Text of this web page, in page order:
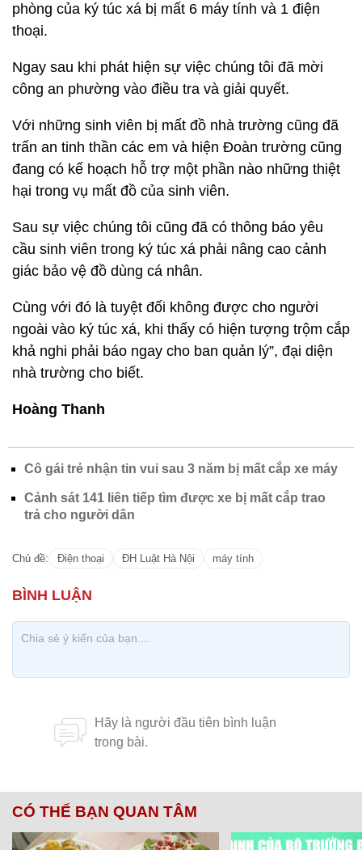
phòng của ký túc xá bị mất 6 máy tính và 1 điện
thoại.
Ngay sau khi phát hiện sự việc chúng tôi đã mời
công an phường vào điều tra và giải quyết.
Với những sinh viên bị mất đồ nhà trường cũng đã
trấn an tinh thần các em và hiện Đoàn trường cũng
đang có kế hoạch hỗ trợ một phần nào những thiệt
hại trong vụ mất đồ của sinh viên.
Sau sự việc chúng tôi cũng đã có thông báo yêu
cầu sinh viên trong ký túc xá phải nâng cao cảnh
giác bảo vệ đồ dùng cá nhân.
Cùng với đó là tuyệt đối không được cho người
ngoài vào ký túc xá, khi thấy có hiện tượng trộm cắp
khả nghi phải báo ngay cho ban quản lý”, đại diện
nhà trường cho biết.
Hoàng Thanh
Cô gái trẻ nhận tin vui sau 3 năm bị mất cắp xe máy
Cảnh sát 141 liên tiếp tìm được xe bị mất cắp trao
trả cho người dân
Chủ đề: Điện thoại ĐH Luật Hà Nội máy tính
CÓ THỂ BẠN QUAN TÂM